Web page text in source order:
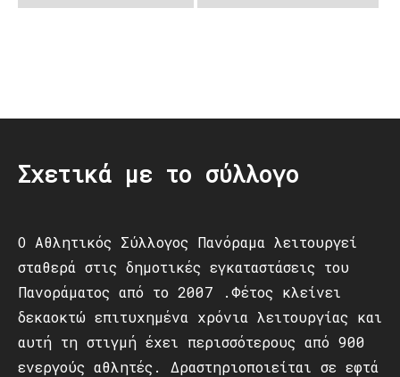
Σχετικά με το σύλλογο
Ο Αθλητικός Σύλλογος Πανόραμα λειτουργεί
σταθερά στις δημοτικές εγκαταστάσεις του
Πανοράματος από το 2007 .Φέτος κλείνει
δεκαοκτώ επιτυχημένα χρόνια λειτουργίας και
αυτή τη στιγμή έχει περισσότερους από 900
ενεργούς αθλητές. Δραστηριοποιείται σε εφτά